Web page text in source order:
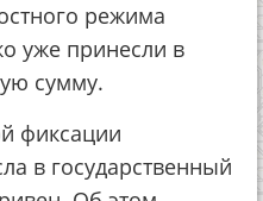
режима
уже принесли в
сумму.
фиксации
в государственный